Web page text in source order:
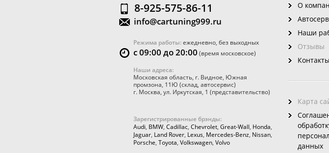
8-925-575-86-11
info@cartuning999.ru
Режима работы:ежедневно, без выходных
с 09:00 до 20:00 (время московское)
Наши адреса:
Московская область, г. Видное, Южная
промзона, 11Ю (склад, автосервис)
г. Москва, ул. Иркутская, 1 (представительство)
Зарегистрированные брэнды:
Audi, BMW, Cadillac, Chevrolet, Great-Wall, Honda,
Jaguar, Land Rover, Lexus, Mercedes-Benz, Nissan,
Porsche, Toyota, Volkswagen, Volvo
О
Наши
Отзывы
Контакты
Карта
данных